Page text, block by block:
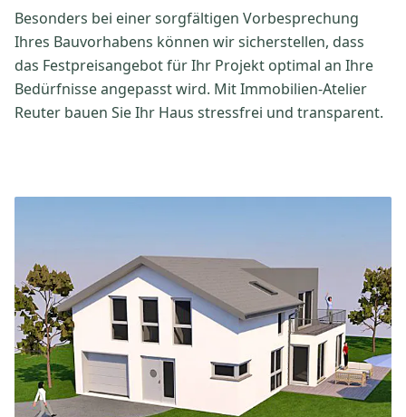
Besonders bei einer sorgfältigen Vorbesprechung
Ihres Bauvorhabens können wir sicherstellen, dass
das Festpreisangebot für Ihr Projekt optimal an Ihre
Bedürfnisse angepasst wird. Mit Immobilien-Atelier
Reuter bauen Sie Ihr Haus stressfrei und transparent.